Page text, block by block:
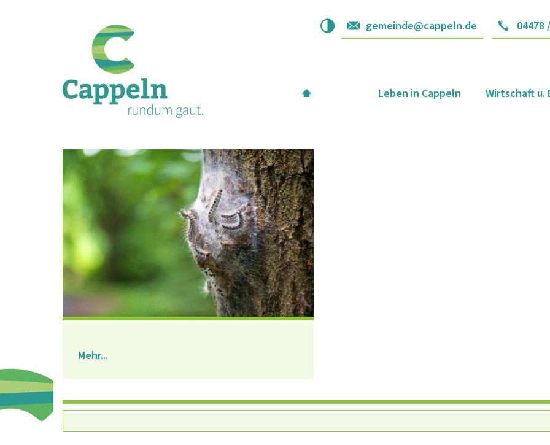
gemeinde@cappeln.de 04478
Leben in Cappeln Wirtschaft u.
Mehr...